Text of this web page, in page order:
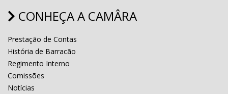
CONHEÇA A CAMÂRA
Prestação de Contas
História de Barracão
Regimento Interno
Comissões
Notícias